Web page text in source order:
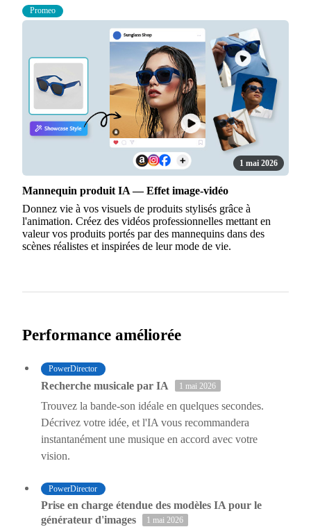
Promeo
1 mai 2026
Mannequin produit IA — Effet image-vidéo
Donnez vie à vos visuels de produits stylisés grâce à
l'animation. Créez des vidéos professionnelles mettant en
valeur vos produits portés par des mannequins dans des
scènes réalistes et inspirées de leur mode de vie.
Performance améliorée
PowerDirector
Recherche musicale par IA 1 mai 2026
Trouvez la bande-son idéale en quelques secondes.
Décrivez votre idée, et l'IA vous recommandera
instantanément une musique en accord avec votre
vision.
PowerDirector
Prise en charge étendue des modèles IA pour le
générateur d'images
1 mai 2026